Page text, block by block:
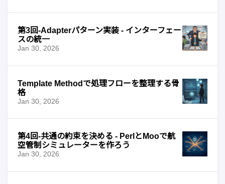
第3回-Adapterパターン実装 - インターフェー
スの統一
Jan 30, 2026
Template Methodで処理フローを整理する骨
格
Jan 30, 2026
第4回-共通の約束を決める - PerlとMooで航
空管制シミュレーターを作ろう
Jan 30, 2026